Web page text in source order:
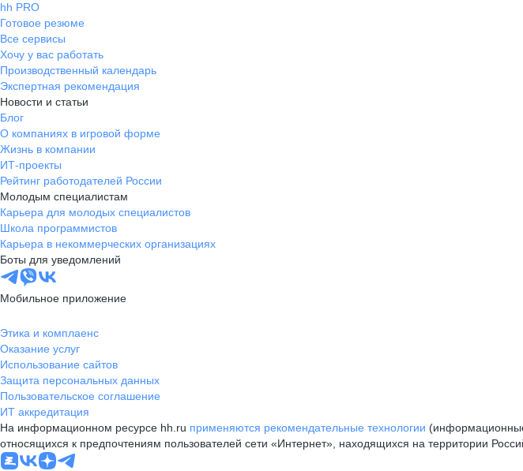
hh PRO
Готовое резюме
Все сервисы
Хочу у вас работать
Производственный календарь
Экспертная рекомендация
Новости и статьи
Блог
О компаниях в игровой форме
Жизнь в компании
ИТ-проекты
Рейтинг работодателей России
Молодым специалистам
Карьера для молодых специалистов
Школа программистов
Карьера в некоммерческих организациях
Боты для уведомлений
Мобильное приложение
Этика и комплаенс
Оказание услуг
Использование сайтов
Защита персональных данных
Пользовательское соглашение
ИТ аккредитация
На информационном ресурсе hh.ru применяются рекомендательные технологии
относящихся к предпочтениям пользователей сети «Интернет», находящихся на территории